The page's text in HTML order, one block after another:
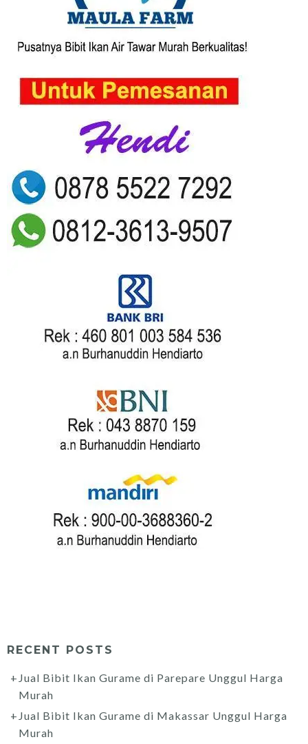
RECENT POSTS
Jual Bibit Ikan Gurame di Parepare Unggul Harga
Murah
Jual Bibit Ikan Gurame di Makassar Unggul Harga
Murah